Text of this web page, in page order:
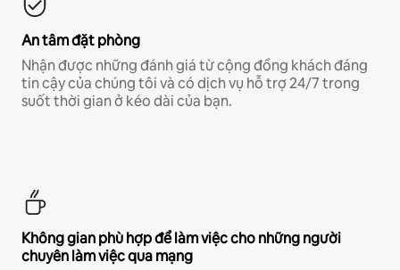
An tâm đặt phòng
Nhận được những đánh giá từ cộng đồng khách đáng
tin cậy của chúng tôi và có dịch vụ hỗ trợ 24/7 trong
suốt thời gian ở kéo dài của bạn.
Không gian phù hợp để làm việc cho những người
chuyên làm việc qua mạng